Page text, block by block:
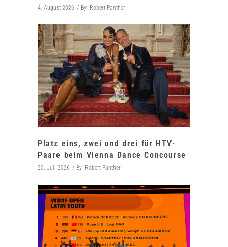
4. August 2026 By Robert Panther
Platz eins, zwei und drei für HTV-
Paare beim Vienna Dance Concourse
20. Juli 2026 By Robert Panther